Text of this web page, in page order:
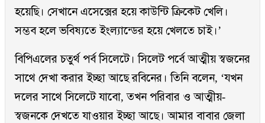
হয়েছি। সেখানে এসেক্সের হয়ে কাউন্টি ক্রিকেট খেলি।
সম্ভব হলে ভবিষ্যতে ইংল্যান্ডের হয়ে খেলতে চাই।’
বিপিএলের চতুর্থ পর্ব সিলেটে। সিলেট পর্বে আত্মীয় স্বজনের
সাথে দেখা করার ইচ্ছা আছে রবিনের। তিনি বলেন, ‘যখন
দলের সাথে সিলেটে যাবো, তখন পরিবার ও আত্মীয়-
স্বজনকে দেখতে যাওয়ার ইচ্ছা আছে। আমার বাবার জেলা